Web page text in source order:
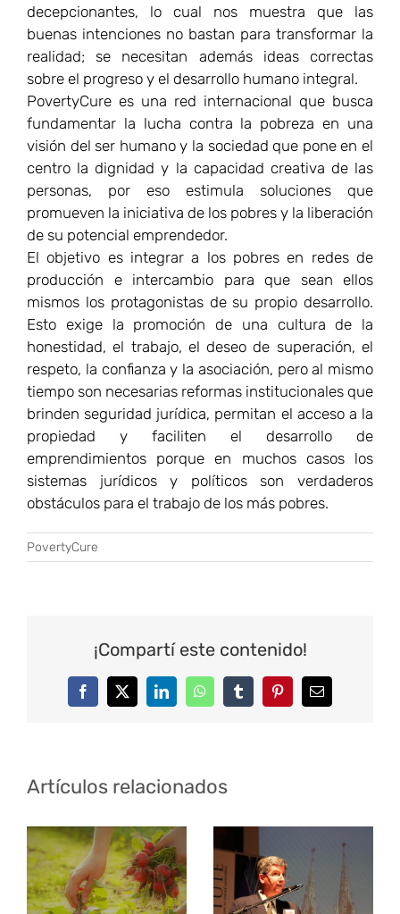
decepcionantes, lo cual nos muestra que las
buenas intenciones no bastan para transformar la
realidad; se necesitan además ideas correctas
sobre el progreso y el desarrollo humano integral.
PovertyCure es una red internacional que busca
fundamentar la lucha contra la pobreza en una
visión del ser humano y la sociedad que pone en el
centro la dignidad y la capacidad creativa de las
personas, por eso estimula soluciones que
promueven la iniciativa de los pobres y la liberación
de su potencial emprendedor.
El objetivo es integrar a los pobres en redes de
producción e intercambio para que sean ellos
mismos los protagonistas de su propio desarrollo.
Esto exige la promoción de una cultura de la
honestidad, el trabajo, el deseo de superación, el
respeto, la confianza y la asociación, pero al mismo
tiempo son necesarias reformas institucionales que
brinden seguridad jurídica, permitan el acceso a la
propiedad y faciliten el desarrollo de
emprendimientos porque en muchos casos los
sistemas jurídicos y políticos son verdaderos
obstáculos para el trabajo de los más pobres.
PovertyCure
¡Compartí este contenido!
FacebookTwitterLinkedInWhatsAppTumblrPinterestCorreo
electrónico
Artículos relacionados